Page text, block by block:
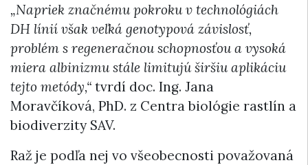
„Napriek značnému pokroku v technológiách
DH línií však veľká genotypová závislosť,
problém s regeneračnou schopnosťou a vysoká
miera albinizmu stále limitujú širšiu aplikáciu
tejto metódy,“ tvrdí doc. Ing. Jana
Moravčíková, PhD. z Centra biológie rastlín a
biodiverzity SAV.
Raž je podľa nej vo všeobecnosti považovaná